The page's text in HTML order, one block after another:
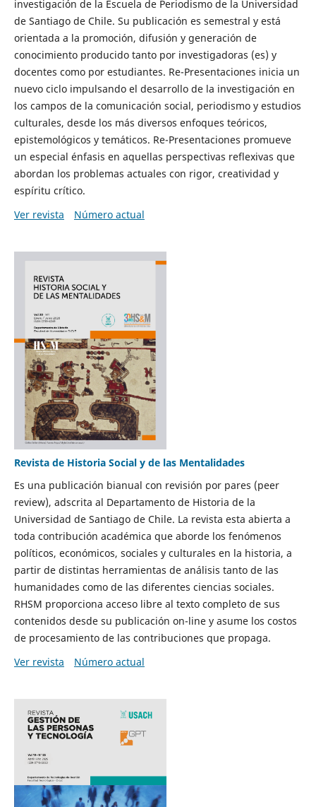
investigación de la Escuela de Periodismo de la Universidad
de Santiago de Chile. Su publicación es semestral y está
orientada a la promoción, difusión y generación de
conocimiento producido tanto por investigadoras (es) y
docentes como por estudiantes. Re-Presentaciones inicia un
nuevo ciclo impulsando el desarrollo de la investigación en
los campos de la comunicación social, periodismo y estudios
culturales, desde los más diversos enfoques teóricos,
epistemológicos y temáticos. Re-Presentaciones promueve
un especial énfasis en aquellas perspectivas reflexivas que
abordan los problemas actuales con rigor, creatividad y
espíritu crítico.
Ver revista
Número actual
Revista de Historia Social y de las Mentalidades
Es una publicación bianual con revisión por pares (peer
review), adscrita al Departamento de Historia de la
Universidad de Santiago de Chile. La revista esta abierta a
toda contribución académica que aborde los fenómenos
políticos, económicos, sociales y culturales en la historia, a
partir de distintas herramientas de análisis tanto de las
humanidades como de las diferentes ciencias sociales.
RHSM proporciona acceso libre al texto completo de sus
contenidos desde su publicación on-line y asume los costos
de procesamiento de las contribuciones que propaga.
Ver revista
Número actual